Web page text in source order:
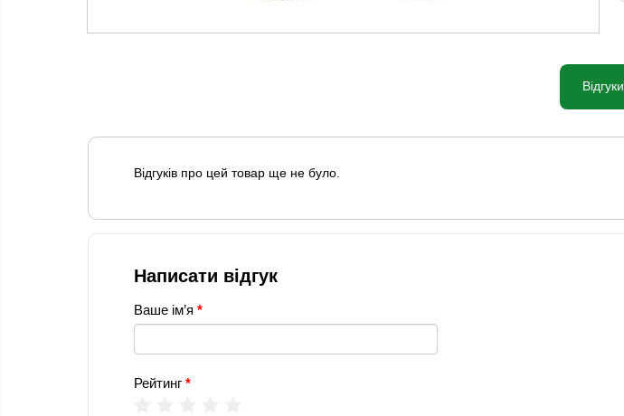
Відгуки
Відгуків про цей товар ще не було.
Написати відгук
Ваше ім’я
Рейтинг